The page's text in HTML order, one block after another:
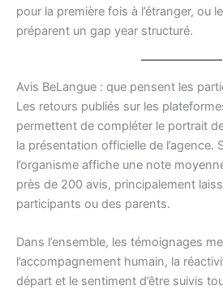
pour la première fois à l’étranger, ou
préparent un gap year structuré.
Avis BeLangue : que pensent les
Les retours publiés sur les
permettent de compléter le portrait
la présentation officielle de l’agence.
l’organisme affiche une note
près de 200 avis, principalement
participants ou des parents.
Dans l’ensemble, les témoignages
l’accompagnement humain, la
départ et le sentiment d’être suivis